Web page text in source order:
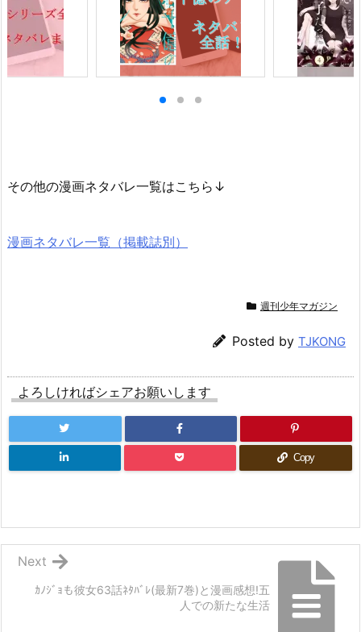
その他の漫画ネタバレ一覧はこちら↓
漫画ネタバレ一覧（掲載誌別）
週刊少年マガジン
Posted by TJKONG
よろしければシェアお願いします
Copy
ｶﾉｼﾞｮも彼女63話ﾈﾀﾊﾞﾚ(最新7巻)と漫画感想!五
人での新たな生活
Next